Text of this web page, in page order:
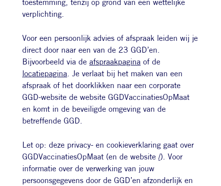
toestemming, tenzij op grond van een wettelijke
verplichting.
Voor een persoonlijk advies of afspraak leiden wij je
direct door naar een van de 23 GGD’en.
Bijvoorbeeld via de afspraakpagina of de
locatiepagina. Je verlaat bij het maken van een
afspraak of het doorklikken naar een corporate
GGD-website de website GGDVaccinatiesOpMaat
en komt in de beveiligde omgeving van de
betreffende GGD.
Let op: deze privacy- en cookieverklaring gaat over
GGDVaccinatiesOpMaat (en de website /). Voor
informatie over de verwerking van jouw
persoonsgegevens door de GGD’en afzonderlijk en